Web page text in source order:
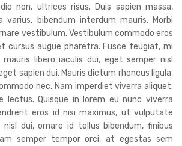
non, ultrices risus. Duis sapien massa,
varius, bibendum interdum mauris. Morbi
vestibulum. Vestibulum commodo eros
cursus augue pharetra. Fusce feugiat, mi
libero iaculis dui, eget semper nisl
sapien dui. Mauris dictum rhoncus ligula,
nec. Nam imperdiet viverra aliquet.
lectus. Quisque in lorem eu nunc viverra
eros id nisi maximus, ut vulputate
dui, ornare id tellus bibendum, finibus
semper tempor orci, at egestas sem